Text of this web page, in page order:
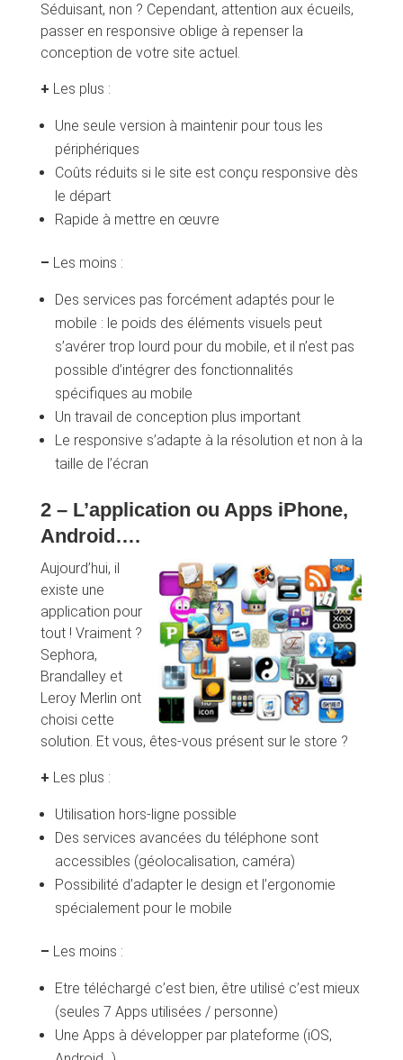
Séduisant, non ? Cependant, attention aux écueils,
passer en responsive oblige à repenser la
conception de votre site actuel.
+ Les plus :
Une seule version à maintenir pour tous les
périphériques
Coûts réduits si le site est conçu responsive dès
le départ
Rapide à mettre en œuvre
– Les moins :
Des services pas forcément adaptés pour le
mobile : le poids des éléments visuels peut
s’avérer trop lourd pour du mobile, et il n’est pas
possible d’intégrer des fonctionnalités
spécifiques au mobile
Un travail de conception plus important
Le responsive s’adapte à la résolution et non à la
taille de l’écran
2 – L’application ou Apps iPhone,
Android….
Aujourd’hui, il
existe une
application pour
tout ! Vraiment ?
Sephora,
Brandalley et
Leroy Merlin ont
choisi cette
solution. Et vous, êtes-vous présent sur le store ?
+ Les plus :
Utilisation hors-ligne possible
Des services avancées du téléphone sont
accessibles (géolocalisation, caméra)
Possibilité d’adapter le design et l’ergonomie
spécialement pour le mobile
– Les moins :
Etre téléchargé c’est bien, être utilisé c’est mieux
(seules 7 Apps utilisées / personne)
Une Apps à développer par plateforme (iOS,